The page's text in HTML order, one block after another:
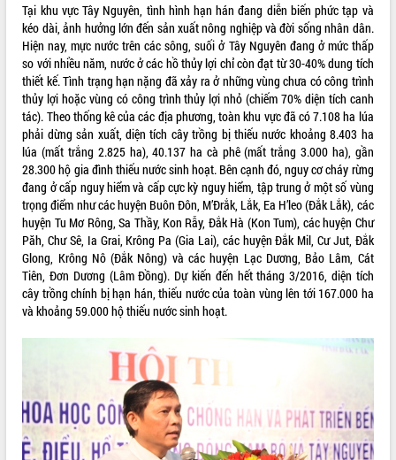
VIDEO
Không có file video nào để phát.
ALBUM ẢNH
LIÊN KẾT WEB
Tại khu vực Tây Nguyên, tình hình hạn hán đang diễn biến phức tạp và
kéo dài, ảnh hưởng lớn đến sản xuất nông nghiệp và đời sống nhân dân.
Hiện nay, mực nước trên các sông, suối ở Tây Nguyên đang ở mức thấp
so với nhiều năm, nước ở các hồ thủy lợi chỉ còn đạt từ 30-40% dung tích
thiết kế. Tình trạng hạn nặng đã xảy ra ở những vùng chưa có công trình
thủy lợi hoặc vùng có công trình thủy lợi nhỏ (chiếm 70% diện tích canh
tác). Theo thống kê của các địa phương, toàn khu vực đã có 7.108 ha lúa
phải dừng sản xuất, diện tích cây trồng bị thiếu nước khoảng 8.403 ha
lúa (mất trắng 2.825 ha), 40.137 ha cà phê (mất trắng 3.000 ha), gần
28.300 hộ gia đình thiếu nước sinh hoạt. Bên cạnh đó, nguy cơ cháy rừng
đang ở cấp nguy hiểm và cấp cực kỳ nguy hiểm, tập trung ở một số vùng
trọng điểm như các huyện Buôn Đôn, M’Đrắk, Lắk, Ea H’leo (Đắk Lắk), các
huyện Tu Mơ Rông, Sa Thầy, Kon Rẫy, Đắk Hà (Kon Tum), các huyện Chư
Păh, Chư Sê, Ia Grai, Krông Pa (Gia Lai), các huyện Đắk Mil, Cư Jut, Đắk
Glong, Krông Nô (Đắk Nông) và các huyện Lạc Dương, Bảo Lâm, Cát
Tiên, Đơn Dương (Lâm Đồng). Dự kiến đến hết tháng 3/2016, diện tích
cây trồng chính bị hạn hán, thiếu nước của toàn vùng lên tới 167.000 ha
và khoảng 59.000 hộ thiếu nước sinh hoạt.